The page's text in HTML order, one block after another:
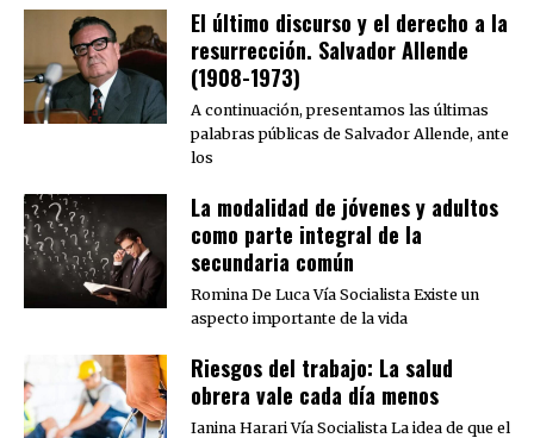
El último discurso y el derecho a la
resurrección. Salvador Allende
(1908-1973)
A continuación, presentamos las últimas
palabras públicas de Salvador Allende, ante
los
La modalidad de jóvenes y adultos
como parte integral de la
secundaria común
Romina De Luca Vía Socialista Existe un
aspecto importante de la vida
Riesgos del trabajo: La salud
obrera vale cada día menos
Ianina Harari Vía Socialista La idea de que el